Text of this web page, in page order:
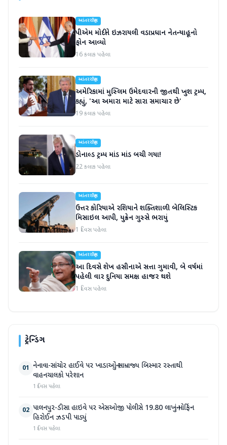
આંતરરાષ્ટ્રીય
પીએમ મોદીને ઇઝરાયલી વડાપ્રધાન નેતન્યાહૂનો
ફોન આવ્યો
16 કલાક પહેલા
આંતરરાષ્ટ્રીય
અમેરિકામાં મુસ્લિમ ઉમેદવારની જીતથી ખુશ ટ્રમ્પ,
કહ્યું, 'આ અમારા માટે સારા સમાચાર છે'
19 કલાક પહેલા
આંતરરાષ્ટ્રીય
ડોનાલ્ડ ટ્રમ્પ માંડ માંડ બચી ગયા!
22 કલાક પહેલા
આંતરરાષ્ટ્રીય
ઉત્તર કોરિયાએ રશિયાને શક્તિશાળી બેલિસ્ટિક
મિસાઇલ આપી, યુક્રેન ગુસ્સે ભરાયું
1 દિવસ પહેલા
આંતરરાષ્ટ્રીય
આ દિવસે શેખ હસીનાએ સત્તા ગુમાવી, બે વર્ષમાં
પહેલી વાર દુનિયા સમક્ષ હાજર થશે
1 દિવસ પહેલા
ટ્રેન્ડિંગ
01 નેનાવા-સાંચોર હાઈવે પર ખાડાઓનું સામ્રાજ્ય બિસ્માર રસ્તાથી
વાહનચાલકો પરેશાન
1 દિવસ પહેલા
02 પાલનપુર-ડીસા હાઇવે પર એસઓજી પોલીસે 19.80 લાખનું મોર્ફિન
હિરોઈન ઝડપી પાડ્યું
1 દિવસ પહેલા